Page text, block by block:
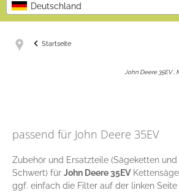
Deutschland
Startseite
John Deere 35EV ,
passend für John Deere 35EV
Zubehör und Ersatzteile (Sägeketten
Schwert) für John Deere 35EV
ggf. einfach die Filter auf der linken